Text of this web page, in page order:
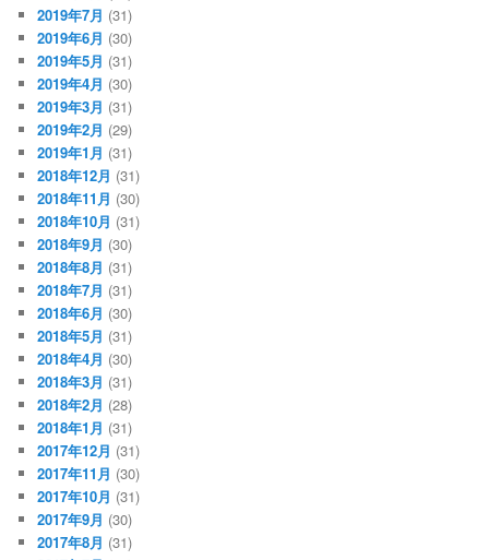
2019年7月 (31)
2019年6月 (30)
2019年5月 (31)
2019年4月 (30)
2019年3月 (31)
2019年2月 (29)
2019年1月 (31)
2018年12月 (31)
2018年11月 (30)
2018年10月 (31)
2018年9月 (30)
2018年8月 (31)
2018年7月 (31)
2018年6月 (30)
2018年5月 (31)
2018年4月 (30)
2018年3月 (31)
2018年2月 (28)
2018年1月 (31)
2017年12月 (31)
2017年11月 (30)
2017年10月 (31)
2017年9月 (30)
2017年8月 (31)